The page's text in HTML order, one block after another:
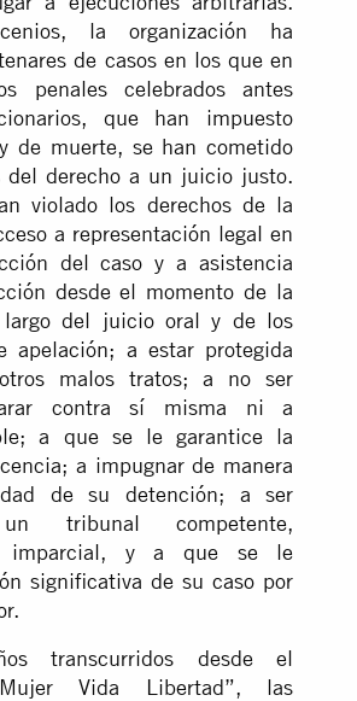
la organización ha
de casos en los que en
penales celebrados antes
que han impuesto
de muerte, se han cometido
del derecho a un juicio justo.
violado los derechos de la
a representación legal en
del caso y a asistencia
desde el momento de la
del juicio oral y de los
apelación; a estar protegida
malos tratos; a no ser
contra sí misma ni a
a que se le garantice la
a impugnar de manera
de su detención; a ser
tribunal competente,
imparcial, y a que se le
significativa de su caso por
transcurridos desde el
Vida Libertad”, las